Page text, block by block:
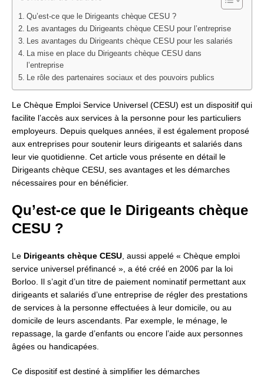
Qu’est-ce que le Dirigeants chèque CESU ?
Les avantages du Dirigeants chèque CESU pour l’entreprise
Les avantages du Dirigeants chèque CESU pour les salariés
La mise en place du Dirigeants chèque CESU dans
l’entreprise
Le rôle des partenaires sociaux et des pouvoirs publics
Le Chèque Emploi Service Universel (CESU) est un dispositif qui
facilite l’accès aux services à la personne pour les particuliers
employeurs. Depuis quelques années, il est également proposé
aux entreprises pour soutenir leurs dirigeants et salariés dans
leur vie quotidienne. Cet article vous présente en détail le
Dirigeants chèque CESU, ses avantages et les démarches
nécessaires pour en bénéficier.
Qu’est-ce que le Dirigeants chèque
CESU ?
Le Dirigeants chèque CESU, aussi appelé « Chèque emploi
service universel préfinancé », a été créé en 2006 par la loi
Borloo. Il s’agit d’un titre de paiement nominatif permettant aux
dirigeants et salariés d’une entreprise de régler des prestations
de services à la personne effectuées à leur domicile, ou au
domicile de leurs ascendants. Par exemple, le ménage, le
repassage, la garde d’enfants ou encore l’aide aux personnes
âgées ou handicapées.
Ce dispositif est destiné à simplifier les démarches